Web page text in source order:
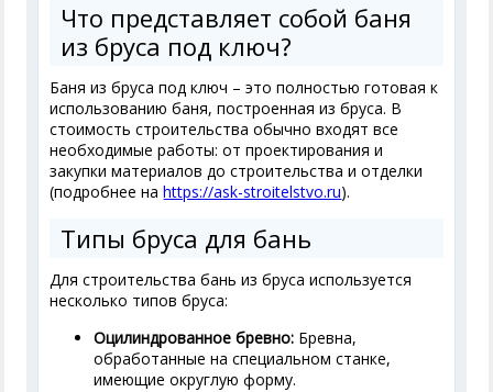
Что представляет собой баня
из бруса под ключ?
Баня из бруса под ключ – это полностью готовая к
использованию баня, построенная из бруса. В
стоимость строительства обычно входят все
необходимые работы: от проектирования и
закупки материалов до строительства и отделки
(подробнее наhttps://ask-stroitelstvo.ru).
Типы бруса для бань
Для строительства бань из бруса используется
несколько типов бруса:
Оцилиндрованное бревно: Бревна,
обработанные на специальном станке,
имеющие округлую форму.